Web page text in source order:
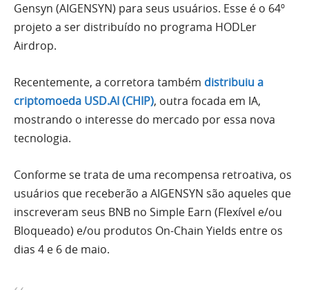
Gensyn (AIGENSYN) para seus usuários. Esse é o 64º
projeto a ser distribuído no programa HODLer
Airdrop.
Recentemente, a corretora também distribuiu a
criptomoeda USD.AI (CHIP), outra focada em IA,
mostrando o interesse do mercado por essa nova
tecnologia.
Conforme se trata de uma recompensa retroativa, os
usuários que receberão a AIGENSYN são aqueles que
inscreveram seus BNB no Simple Earn (Flexível e/ou
Bloqueado) e/ou produtos On-Chain Yields entre os
dias 4 e 6 de maio.